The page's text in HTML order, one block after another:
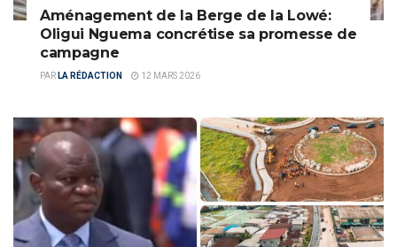
Aménagement de la Berge de la Lowé:
Oligui Nguema concrétise sa promesse de
campagne
PAR LA RÉDACTION 12 MARS 2026